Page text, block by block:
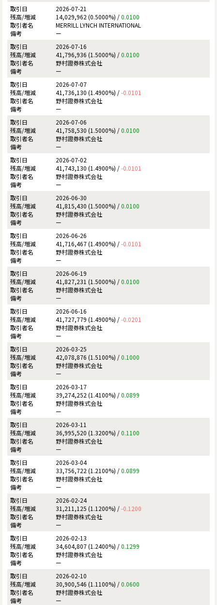
2026-07-21
14,029,962 (0.5000%) /0.0100
MERRILL LYNCH INTERNATIONAL
ー
2026-07-16
41,796,936 (1.5000%) /0.0100
野村證券株式会社
ー
2026-07-07
41,736,130 (1.4900%) /-0.0101
野村證券株式会社
ー
2026-07-06
41,758,530 (1.5000%) /0.0100
野村證券株式会社
ー
2026-07-02
41,743,130 (1.4900%) /-0.0101
野村證券株式会社
ー
2026-06-30
41,815,430 (1.5000%) /0.0100
野村證券株式会社
ー
2026-06-26
41,716,467 (1.4900%) /-0.0101
野村證券株式会社
ー
2026-06-19
41,827,231 (1.5000%) /0.0100
野村證券株式会社
ー
2026-06-16
41,727,779 (1.4900%) /-0.0201
野村證券株式会社
ー
2026-03-25
42,078,876 (1.5100%) /0.1000
野村證券株式会社
ー
2026-03-17
39,274,252 (1.4100%) /0.0899
野村證券株式会社
ー
2026-03-11
36,995,520 (1.3200%) /0.1100
野村證券株式会社
ー
2026-03-04
33,756,722 (1.2100%) /0.0899
野村證券株式会社
ー
2026-02-24
31,211,125 (1.1200%) /-0.1200
野村證券株式会社
ー
2026-02-13
34,604,807 (1.2400%) /0.1299
野村證券株式会社
ー
2026-02-10
30,900,546 (1.1100%) /0.0600
野村證券株式会社
ー